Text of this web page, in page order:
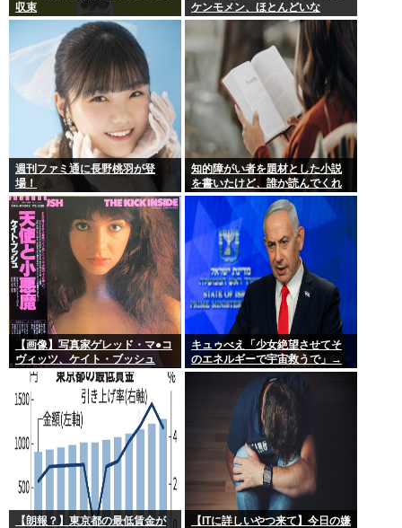
収束
ケンモメン、ほとんどいな
い！！
週刊ファミ通に長野桃羽が登
場！
知的障がい者を題材とした小説
を書いたけど、誰か読んでくれ
ない？
【画像】写真家ゲレッド・マ●コ
ヴィッツ、ケイト・ブッシュ
（19）のレオタード姿が使われ
た『天使と小悪魔』日本盤ジャ
ケの経緯を語る
キュゥべえ「少女絶望させてそ
のエネルギーで宇宙救うで」→
なんでその辺の無職のおっさん
じゃだめなの？そっちの方が絶
望凄いだろ
【朗報？】東京都の最低賃金が
【ITに詳しいやつ来て】今日の嫌